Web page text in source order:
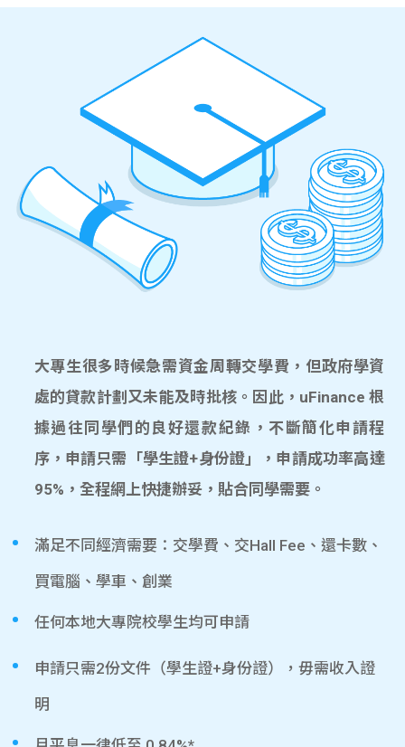
大專生很多時候急需資金周轉交學費，但政府學資
處的貸款計劃又未能及時批核。因此，uFinance 根
據過往同學們的良好還款紀錄，不斷簡化申請程
序，申請只需「學生證+身份證」，申請成功率高達
95%，全程網上快捷辦妥，貼合同學需要。
滿足不同經濟需要：交學費、交Hall Fee、還卡數、
買電腦、學車、創業
任何本地大專院校學生均可申請
申請只需2份文件（學生證+身份證），毋需收入證
明